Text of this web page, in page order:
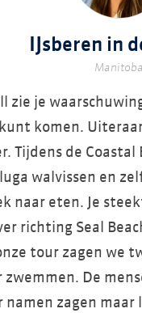
IJsberen in
Manitoba
zie je
komen.
Tijdens de Coastal
walvissen en
naar eten. Je
richting Seal
tour zagen we
De
namen zagen